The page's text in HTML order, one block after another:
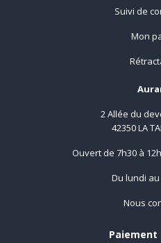
Suivi de
Mon
2 Allée du
42350 LA
Ouvert de 7h30 à
Du lundi
Nous
Paiement